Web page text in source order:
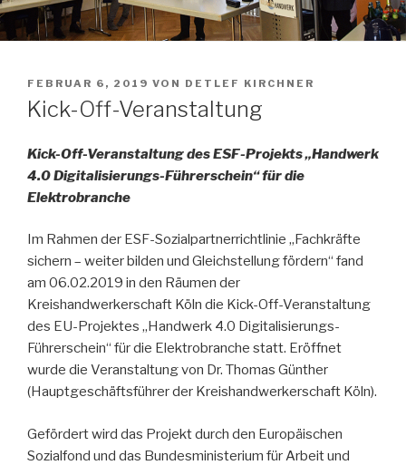
VERÖFFENTLICHT
AM
FEBRUAR 6, 2019 VON DETLEF KIRCHNER
Kick-Off-Veranstaltung
Kick-Off-Veranstaltung des ESF-Projekts „Handwerk
4.0 Digitalisierungs-Führerschein“ für die
Elektrobranche
Im Rahmen der ESF-Sozialpartnerrichtlinie „Fachkräfte
sichern – weiter bilden und Gleichstellung fördern“ fand
am 06.02.2019 in den Räumen der
Kreishandwerkerschaft Köln die Kick-Off-Veranstaltung
des EU-Projektes „Handwerk 4.0 Digitalisierungs-
Führerschein“ für die Elektrobranche statt. Eröffnet
wurde die Veranstaltung von Dr. Thomas Günther
(Hauptgeschäftsführer der Kreishandwerkerschaft Köln).
Gefördert wird das Projekt durch den Europäischen
Sozialfond und das Bundesministerium für Arbeit und